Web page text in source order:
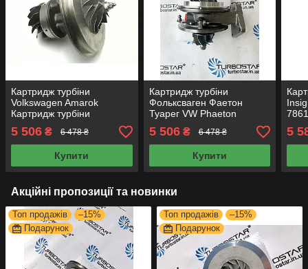
Картридж турбіни
Volkswagen Amarok
Картридж турбіни
1000-970-0069 5435-710-
0511
5 506 ₴ 6 478 ₴
Купити
Картридж турбіни
Фольксваген Фаетон
Туарег VW Phaeton
53049700050
53049700054
5 506₴ 6 478 ₴
Купити
5
Акційні пропозиції та новинки
Топ продажів
–15%
Подарунок
Топ продажів
–15%
Подарунок